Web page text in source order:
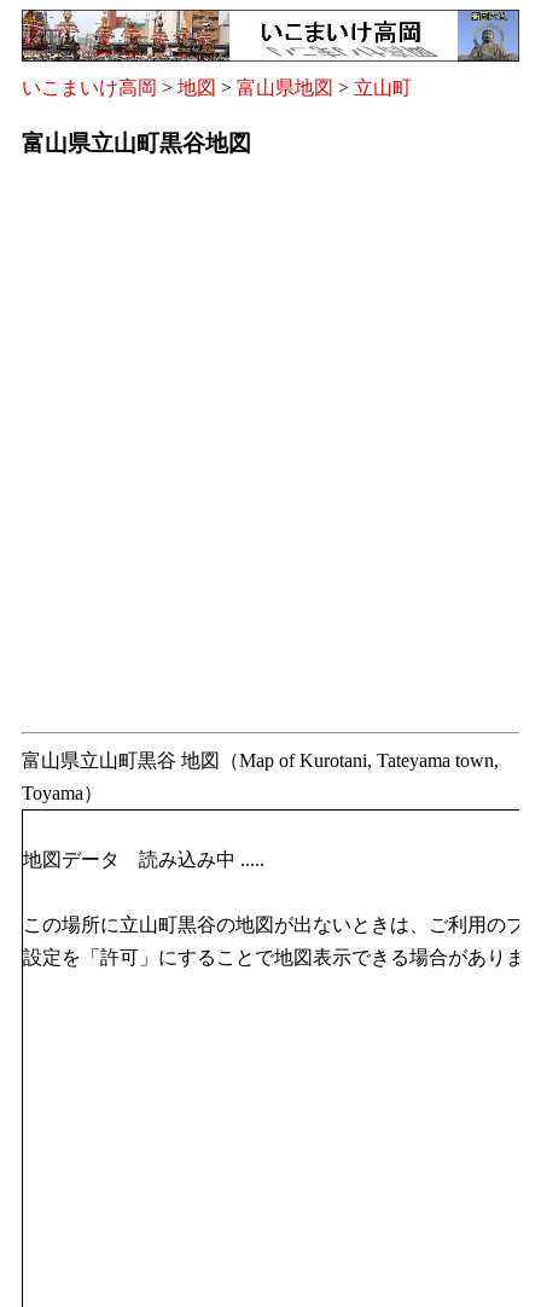
いこまいけ高岡 > 地図 > 富山県地図 > 立山町
富山県立山町黒谷地図
富山県立山町黒谷 地図（Map of Kurotani, Tateyama town,
Toyama）
地図データ 読み込み中 .....
この場所に立山町黒谷の地図が出ないときは、ご利用のブ
設定を「許可」にすることで地図表示できる場合がありま